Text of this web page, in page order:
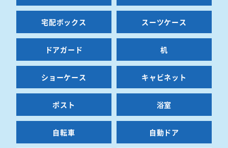
宅配ボックス スーツケース
ドアガード 机
ショーケース キャビネット
ポスト 浴室
自転車 自動ドア